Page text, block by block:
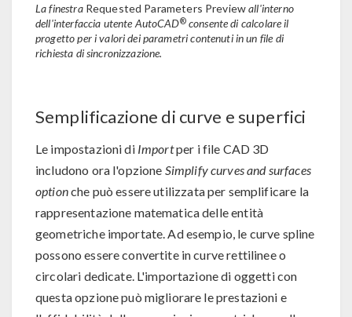
La finestra Requested Parameters Previewall'interno
dell'interfaccia utente AutoCAD®consente di calcolare il
progetto per i valori dei parametri contenuti in un file di
richiesta di sincronizzazione.
Semplificazione di curve e superfici
Le impostazioni di Importper i file CAD 3D
includono ora l'opzione Simplify curves and surfaces
optionche può essere utilizzata per semplificare la
rappresentazione matematica delle entità
geometriche importate. Ad esempio, le curve spline
possono essere convertite in curve rettilinee o
circolari dedicate. L'importazione di oggetti con
questa opzione può migliorare le prestazioni e